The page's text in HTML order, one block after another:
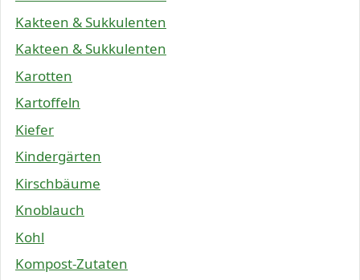
Kakteen & Sukkulenten
Kakteen & Sukkulenten
Karotten
Kartoffeln
Kiefer
Kindergärten
Kirschbäume
Knoblauch
Kohl
Kompost-Zutaten